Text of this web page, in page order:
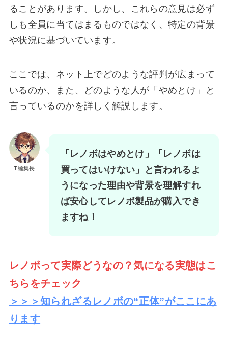
ることがあります。しかし、これらの意見は必ず
しも全員に当てはまるものではなく、特定の背景
や状況に基づいています。
ここでは、ネット上でどのような評判が広まって
いるのか、また、どのような人が「やめとけ」と
言っているのかを詳しく解説します。
T編集長
「レノボはやめとけ」「レノボは
買ってはいけない」と言われるよ
うになった理由や背景を理解すれ
ば安心してレノボ製品が購入でき
ますね！
レノボって実際どうなの？気になる実態はこ
ちらをチェック
＞＞＞知られざるレノボの“正体”がここにあ
ります